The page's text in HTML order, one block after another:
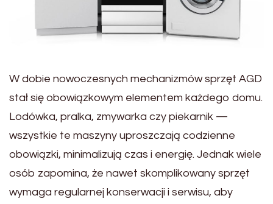
W dobie nowoczesnych mechanizmów sprzęt AGD
stał się obowiązkowym elementem każdego domu.
Lodówka, pralka, zmywarka czy piekarnik —
wszystkie te maszyny uproszczają codzienne
obowiązki, minimalizują czas i energię. Jednak wiele
osób zapomina, że nawet skomplikowany sprzęt
wymaga regularnej konserwacji i serwisu, aby